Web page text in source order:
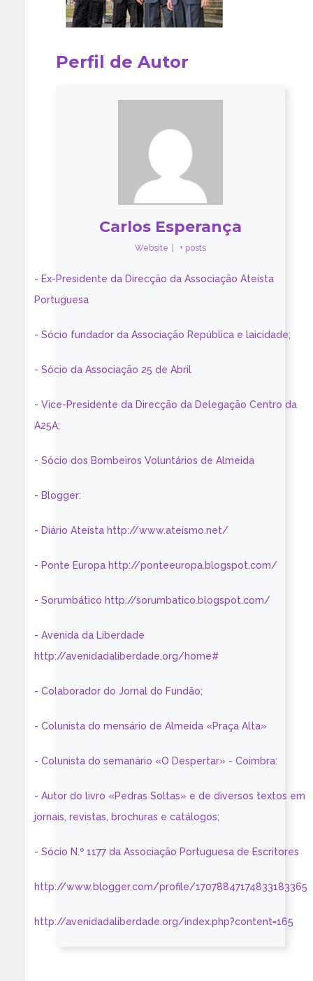
Perfil de Autor
Carlos Esperança
Website + posts
- Ex-Presidente da Direcção da Associação Ateísta
Portuguesa
- Sócio fundador da Associação República e laicidade;
- Sócio da Associação 25 de Abril
- Vice-Presidente da Direcção da Delegação Centro da
A25A;
- Sócio dos Bombeiros Voluntários de Almeida
- Blogger:
- Diário Ateísta http://www.ateismo.net/
- Ponte Europa http://ponteeuropa.blogspot.com/
- Sorumbático http://sorumbatico.blogspot.com/
- Avenida da Liberdade
http://avenidadaliberdade.org/home#
- Colaborador do Jornal do Fundão;
- Colunista do mensário de Almeida «Praça Alta»
- Colunista do semanário «O Despertar» - Coimbra:
- Autor do livro «Pedras Soltas» e de diversos textos em
jornais, revistas, brochuras e catálogos;
- Sócio N.º 1177 da Associação Portuguesa de Escritores
http://www.blogger.com/profile/17078847174833183365
http://avenidadaliberdade.org/index.php?content=165